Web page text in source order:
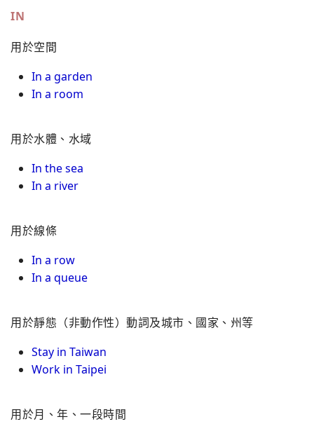
IN
用於空間
In a garden
In a room
用於水體、水域
In the sea
In a river
用於線條
In a row
In a queue
用於靜態（非動作性）動詞及城市、國家、州等
Stay in Taiwan
Work in Taipei
用於月、年、一段時間